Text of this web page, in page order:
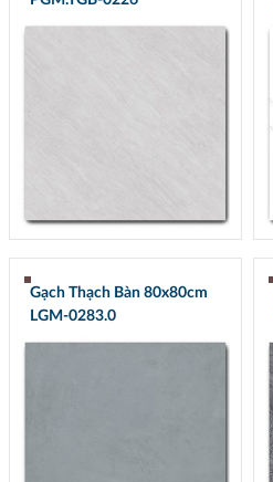
Gạch Thạch Bàn 80x80cm
LGM-0283.0